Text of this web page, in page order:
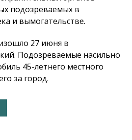
подозреваемых в
и вымогательстве.
27 июня в
Подозреваемые насильно
45-летнего местного
за город.